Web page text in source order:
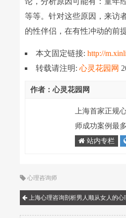
等等。针对这些原因，来访
的性伴侣，在有性冲动的前
本文固定链接:http://
转载请注明:心灵花园网
作者：心灵花园网
上海首家正规
师成功案例最
站内专栏
心理咨询师
上海心理咨询剖析男人顺从女人的心